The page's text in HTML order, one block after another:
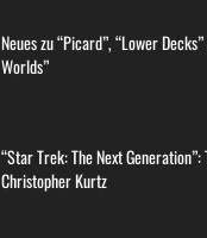
Neues zu “Picard”, “Lower
Worlds”
“Star Trek: The Next
Christopher Kurtz